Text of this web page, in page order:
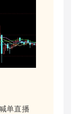
单直播